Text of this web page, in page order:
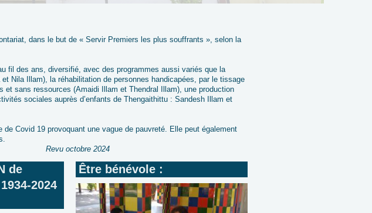
dans le but de « Servir Premiers les plus souffrants », selon la
fil des ans, diversifié, avec des programmes aussi variés que la
Nila Illam), la réhabilitation de personnes handicapées, par le tissage
et sans ressources (Amaidi Illam et Thendral Illam), une production
sociales auprès d’enfants de Thengaithittu : Sandesh Illam et
Covid 19 provoquant une vague de pauvreté. Elle peut également
Revu octobre 2024
de
2024
Être bénévole :